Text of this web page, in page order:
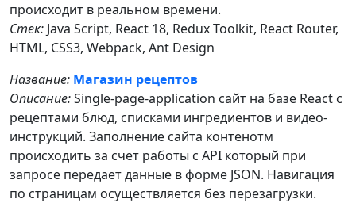
происходит в реальном времени.
Стек: Java Script, React 18, Redux Toolkit, React Router,
HTML, CSS3, Webpack, Ant Design
Название: Магазин рецептов
Описание:Single-page-application сайт на базе React с
рецептами блюд, списками ингредиентов и видео-
инструкций. Заполнение сайта контенотм
происходить за счет работы с API который при
запросе передает данные в форме JSON. Навигация
по страницам осуществляется без перезагрузки.